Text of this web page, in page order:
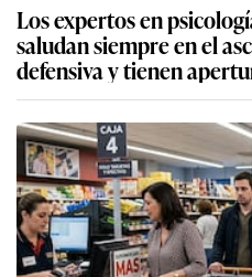
Los expertos en
saludan siempre en el
defensiva y tienen